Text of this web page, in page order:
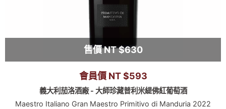
售價 NT $630
會員價 NT $593
義大利茄洛酒廠 - 大師珍藏普利米緹佛紅葡萄酒
Maestro Italiano Gran Maestro Primitivo di Manduria 2022